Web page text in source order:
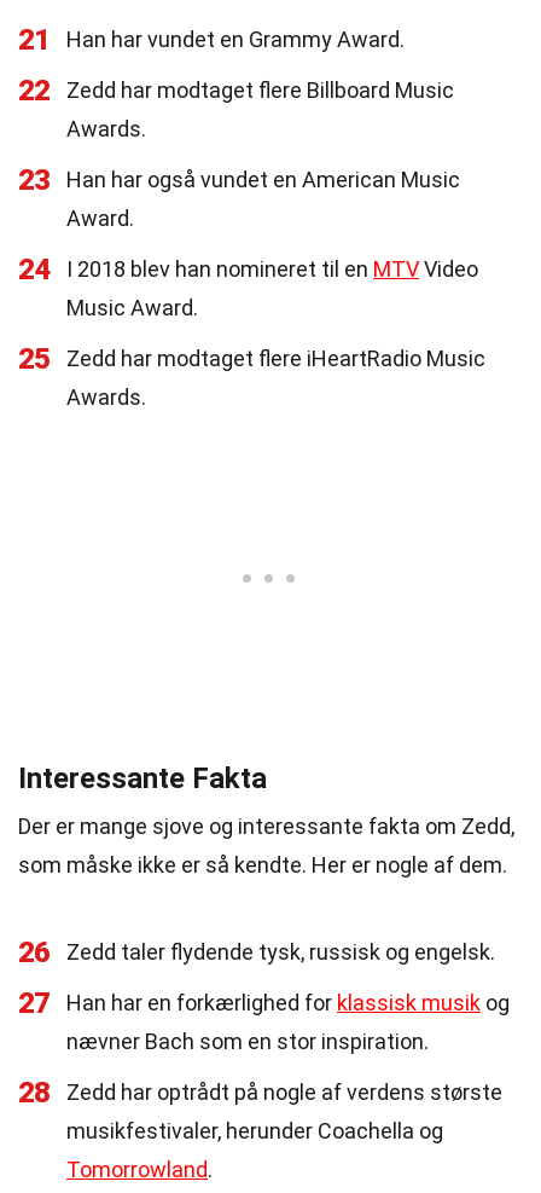
21 Han har vundet en Grammy Award.
22
Zedd har modtaget flere Billboard Music
Awards.
23
Han har også vundet en American Music
Award.
24 I 2018 blev han nomineret til en MTVVideo
Music Award.
25
Zedd har modtaget flere iHeartRadio Music
Awards.
Interessante Fakta
Der er mange sjove og interessante fakta om Zedd,
som måske ikke er så kendte. Her er nogle af dem.
26 Zedd taler flydende tysk, russisk og engelsk.
27 Han har en forkærlighed for klassisk musik og
nævner Bach som en stor inspiration.
28
Zedd har optrådt på nogle af verdens største
musikfestivaler, herunder Coachella og
Tomorrowland.